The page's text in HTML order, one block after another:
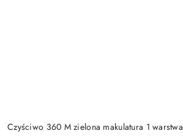
Czyściwo 360 M zielona makulatura 1 warstwa